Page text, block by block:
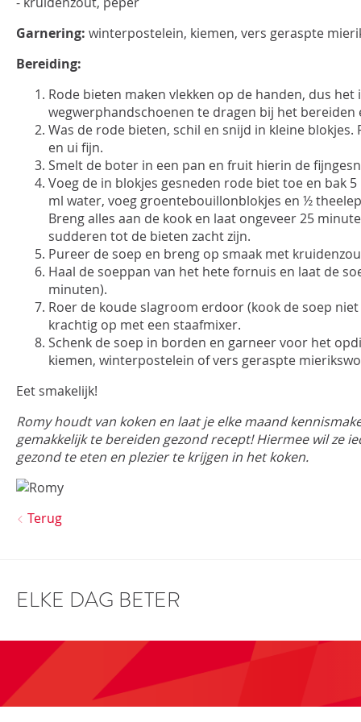
Garnering: winterpostelein, kiemen, vers geraspte
Bereiding:
Rode bieten maken vlekken op de handen, dus het
wegwerphandschoenen te dragen bij het bereiden
Was de rode bieten, schil en snijd in kleine
en ui fijn.
Smelt de boter in een pan en fruit hierin de
Voeg de in blokjes gesneden rode biet toe en bak
ml water, voeg groentebouillonblokjes en ½
Breng alles aan de kook en laat ongeveer 25
sudderen tot de bieten zacht zijn.
Pureer de soep en breng op smaak met
Haal de soeppan van het hete fornuis en laat de
minuten).
Roer de koude slagroom erdoor (kook de soep
krachtig op met een staafmixer.
Schenk de soep in borden en garneer voor het
kiemen, winterpostelein of vers geraspte
Eet smakelijk!
Romy houdt van koken en laat je elke maand
gemakkelijk te bereiden gezond recept! Hiermee wil ze
gezond te eten en plezier te krijgen in het koken.
Terug
ELKE DAG BETER